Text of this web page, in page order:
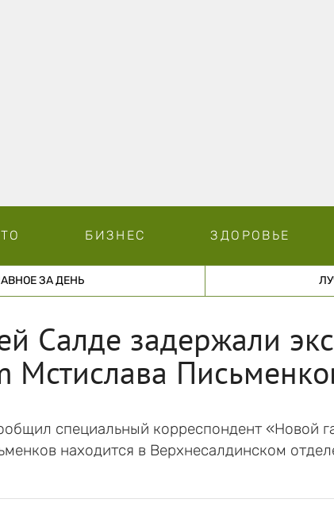
БИЗНЕС ЗДОРОВЬЕ
ЗА ДЕНЬ
Салде задержали
Мстислава
специальный корреспондент «Новой
находится в Верхнесалдинском